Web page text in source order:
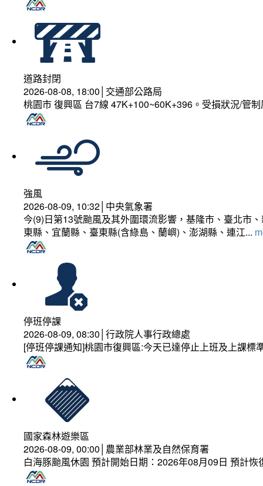
道路封閉
2026-08-08, 18:00│交通部公路局
桃園市 復興區 台7線 47K+100~60K+396。受損狀況/管
強風
2026-08-09, 10:32│中央氣象署
今(9)日第13號颱風及其外圍環流影響，基隆市、臺北市
東縣、宜蘭縣、臺東縣(含綠島、蘭嶼)、澎湖縣、連江...
停班停課
2026-08-09, 08:30│行政院人事行政總處
[停班停課通知]桃園市復興區:今天已達停止上班及上課
國家森林遊樂區
2026-08-09, 00:00│農業部林業及自然保育署
白海豚颱風休園 預計開始日期：2026年08月09日 預計